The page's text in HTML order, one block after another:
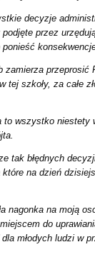
decyzje
przez
zamierza przeprosić
tej szkoły, za całe
to wszystko niestety
tak błędnych
na dzień
nagonka na moją
do
młodych ludzi w